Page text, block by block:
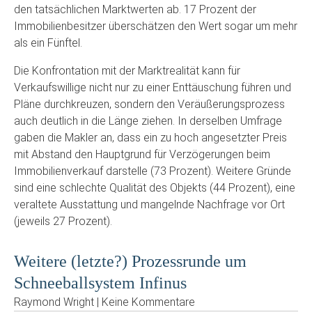
den tatsächlichen Marktwerten ab. 17 Prozent der
Immobilienbesitzer überschätzen den Wert sogar um mehr
als ein Fünftel.
Die Konfrontation mit der Marktrealität kann für
Verkaufswillige nicht nur zu einer Enttäuschung führen und
Pläne durchkreuzen, sondern den Veräußerungsprozess
auch deutlich in die Länge ziehen. In derselben Umfrage
gaben die Makler an, dass ein zu hoch angesetzter Preis
mit Abstand den Hauptgrund für Verzögerungen beim
Immobilienverkauf darstelle (73 Prozent). Weitere Gründe
sind eine schlechte Qualität des Objekts (44 Prozent), eine
veraltete Ausstattung und mangelnde Nachfrage vor Ort
(jeweils 27 Prozent).
Weitere (letzte?) Prozessrunde um
Schneeballsystem Infinus
Raymond Wright | Keine Kommentare